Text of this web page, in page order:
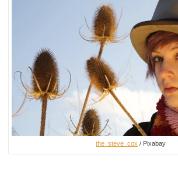
the_steve_cox / Pixabay